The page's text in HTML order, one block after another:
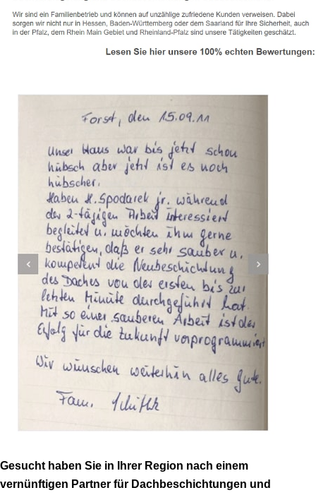
Gesucht haben Sie in Ihrer Region nach einem
vernünftigen Partner für Dachbeschichtungen und